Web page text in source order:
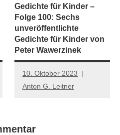
Gedichte für Kinder –
Folge 100: Sechs
unveröffentlichte
Gedichte für Kinder von
Peter Wawerzinek
10. Oktober 2023
Anton G. Leitner